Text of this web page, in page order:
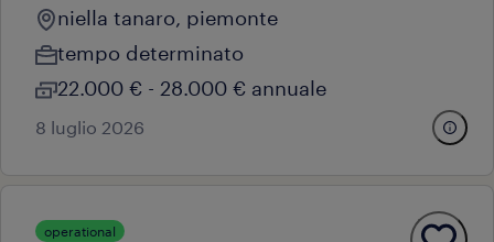
niella tanaro, piemonte
tempo determinato
22.000 € - 28.000 € annuale
8 luglio 2026
operational